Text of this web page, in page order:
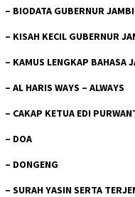
– BIODATA GUBERNUR
– KISAH KECIL GUBERNUR
– KAMUS LENGKAP BAHASA
– AL HARIS WAYS – ALWAYS
– CAKAP KETUA EDI
– DOA
– DONGENG
– SURAH YASIN SERTA